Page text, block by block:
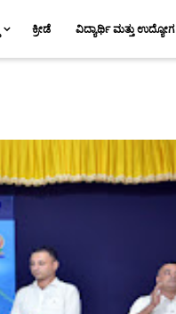
ಕ್ರೀಡೆ ವಿದ್ಯಾರ್ಥಿ ಮತ್ತು ಉದ್ಯೋಗ